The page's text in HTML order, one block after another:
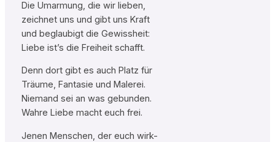
Die Umarmung, die wir lieben,
zeichnet uns und gibt uns Kraft
und beglaubigt die Gewissheit:
Liebe ist’s die Freiheit schafft.
Denn dort gibt es auch Platz für
Träume, Fantasie und Malerei.
Niemand sei an was gebunden.
Wahre Liebe macht euch frei.
Jenen Menschen, der euch wirk-